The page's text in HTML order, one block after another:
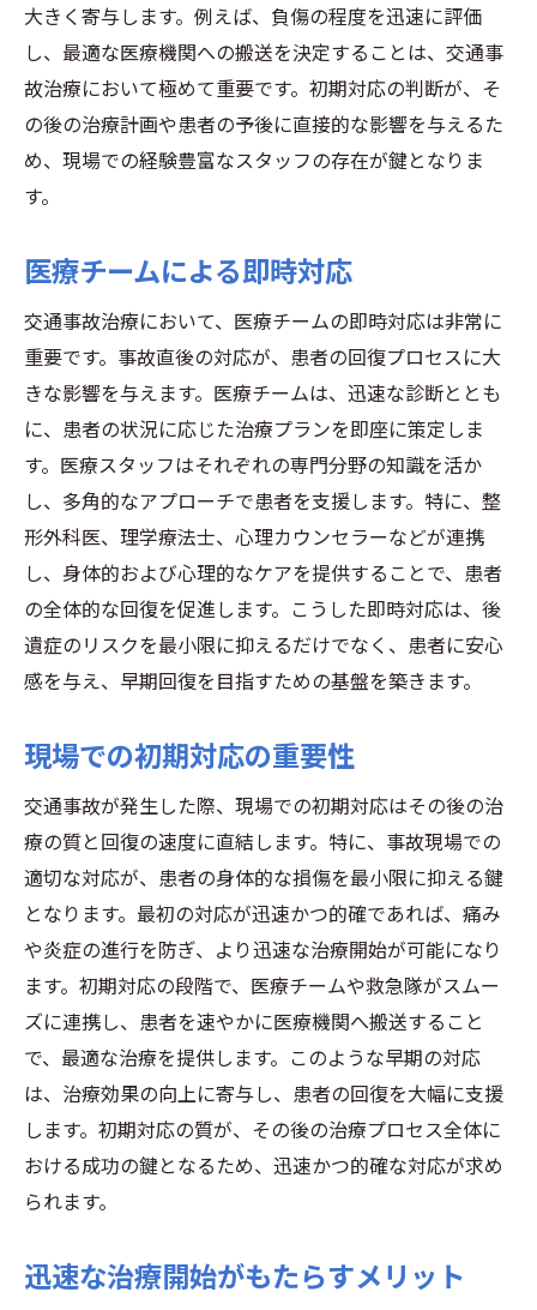
大きく寄与します。例えば、負傷の程度を迅速に評価
し、最適な医療機関への搬送を決定することは、交通事
故治療において極めて重要です。初期対応の判断が、そ
の後の治療計画や患者の予後に直接的な影響を与えるた
め、現場での経験豊富なスタッフの存在が鍵となりま
す。
医療チームによる即時対応
交通事故治療において、医療チームの即時対応は非常に
重要です。事故直後の対応が、患者の回復プロセスに大
きな影響を与えます。医療チームは、迅速な診断ととも
に、患者の状況に応じた治療プランを即座に策定しま
す。医療スタッフはそれぞれの専門分野の知識を活か
し、多角的なアプローチで患者を支援します。特に、整
形外科医、理学療法士、心理カウンセラーなどが連携
し、身体的および心理的なケアを提供することで、患者
の全体的な回復を促進します。こうした即時対応は、後
遺症のリスクを最小限に抑えるだけでなく、患者に安心
感を与え、早期回復を目指すための基盤を築きます。
現場での初期対応の重要性
交通事故が発生した際、現場での初期対応はその後の治
療の質と回復の速度に直結します。特に、事故現場での
適切な対応が、患者の身体的な損傷を最小限に抑える鍵
となります。最初の対応が迅速かつ的確であれば、痛み
や炎症の進行を防ぎ、より迅速な治療開始が可能になり
ます。初期対応の段階で、医療チームや救急隊がスムー
ズに連携し、患者を速やかに医療機関へ搬送すること
で、最適な治療を提供します。このような早期の対応
は、治療効果の向上に寄与し、患者の回復を大幅に支援
します。初期対応の質が、その後の治療プロセス全体に
おける成功の鍵となるため、迅速かつ的確な対応が求め
られます。
迅速な治療開始がもたらすメリット